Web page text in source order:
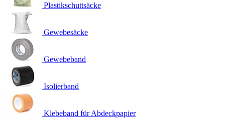
Plastikschuttsäcke
Gewebesäcke
Gewebeband
Isolierband
Klebeband für Abdeckpapier